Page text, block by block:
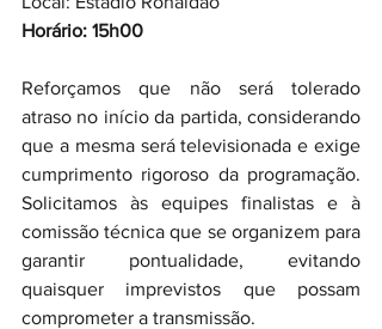
Horário: 15h00
Reforçamos que não será tolerado
atraso no início da partida, considerando
que a mesma será televisionada e exige
cumprimento rigoroso da programação.
Solicitamos às equipes finalistas e à
comissão técnica que se organizem para
garantir pontualidade, evitando
quaisquer imprevistos que possam
comprometer a transmissão.